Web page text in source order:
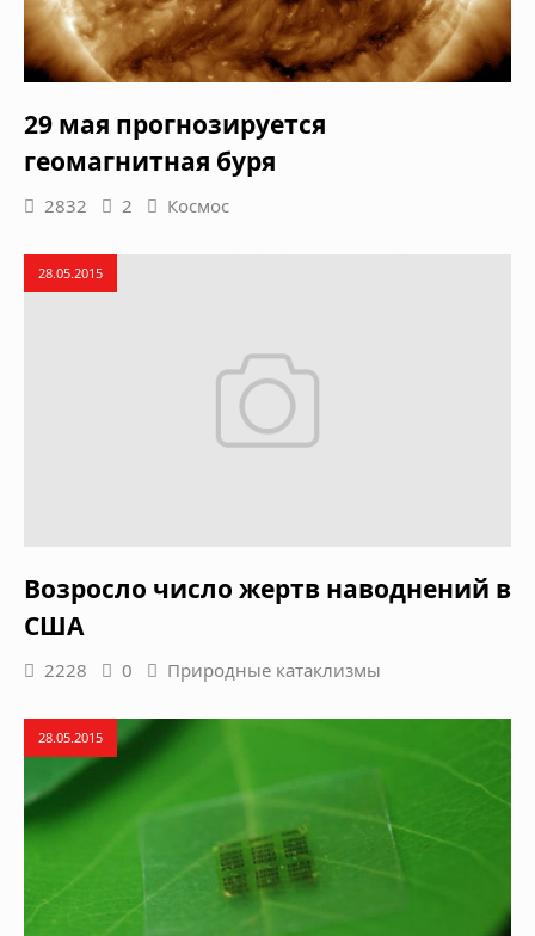
29 мая прогнозируется
геомагнитная буря
2832 2 Космос
28.05.2015
Возросло число жертв наводнений в
США
2228 0 Природные катаклизмы
28.05.2015